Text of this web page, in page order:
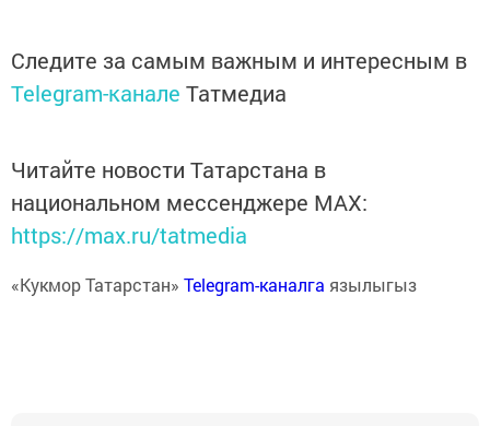
Следите за самым важным и интересным в
Telegram-канале Татмедиа
Читайте новости Татарстана в
национальном мессенджере MАХ:
https://max.ru/tatmedia
«Кукмор Татарстан» Telegram-каналга язылыгыз